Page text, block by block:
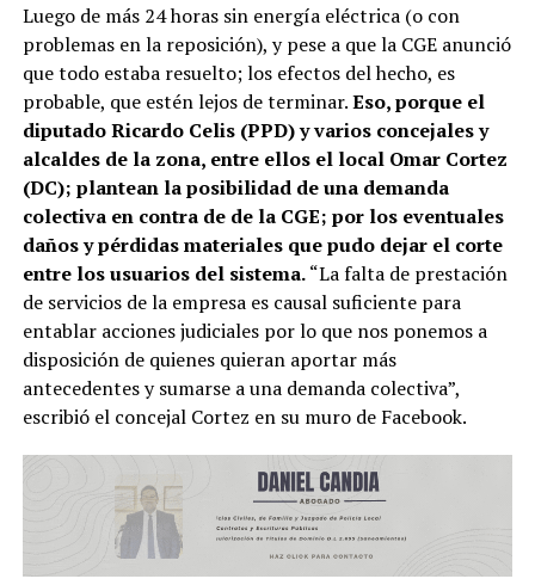
Luego de más 24 horas sin energía eléctrica (o con
problemas en la reposición), y pese a que la CGE anunció
que todo estaba resuelto; los efectos del hecho, es
probable, que estén lejos de terminar.Eso, porque el
diputado Ricardo Celis (PPD) y varios concejales y
alcaldes de la zona, entre ellos el local Omar Cortez
(DC); plantean la posibilidad de una demanda
colectiva en contra de de la CGE; por los eventuales
daños y pérdidas materiales que pudo dejar el corte
entre los usuarios del sistema.“La falta de prestación
de servicios de la empresa es causal suficiente para
entablar acciones judiciales por lo que nos ponemos a
disposición de quienes quieran aportar más
antecedentes y sumarse a una demanda colectiva”,
escribió el concejal Cortez en su muro de Facebook.